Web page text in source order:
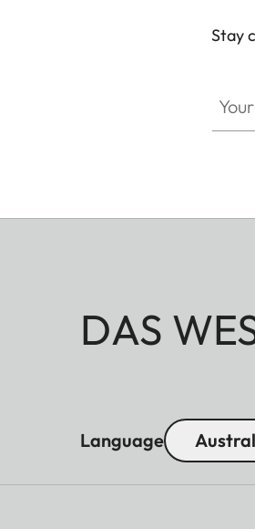
Stay
DAS
Language